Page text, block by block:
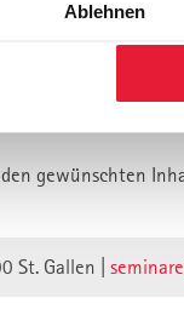
Ablehnen
unsere Webseite
unwirksam.
gewünschten
St. Gallen |